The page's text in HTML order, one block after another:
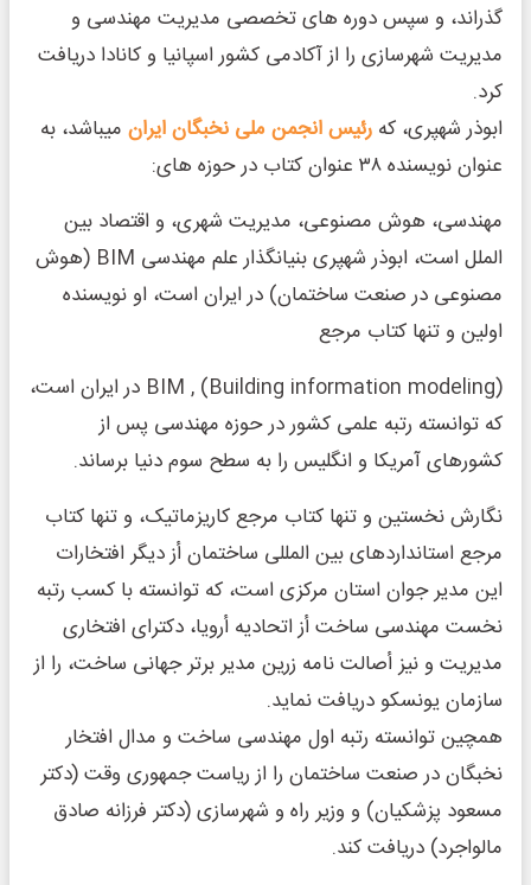
گذراند، و سپس دوره های تخصصى مدیریت مهندسى و
مدیریت شهرسازى را از آکادمی کشور اسپانیا و کانادا دریافت
کرد.
ابوذر شهپری، که رئیس انجمن ملی نخبگان ایران میباشد، به
عنوان نویسنده ٣٨ عنوان کتاب در حوزه هاى:
مهندسى، هوش مصنوعی، مدیریت شهرى، و اقتصاد بین
الملل است، ابوذر شهپری بنیانگذار علم مهندسى BIM (هوش
مصنوعی در صنعت ساختمان) در ایران است، او نویسنده
اولین و تنها کتاب مرجع
BIM , (Building information modeling) در ایران است،
که توانسته رتبه علمى کشور در حوزه مهندسى پس از
کشورهاى آمریکا و انگلیس را به سطح سوم دنیا برساند.
نگارش نخستین و تنها کتاب مرجع کاریزماتیک، و تنها کتاب
مرجع استانداردهای بین المللی ساختمان أز دیگر افتخارات
این مدیر جوان استان مرکزی است، که توانسته با کسب رتبه
نخست مهندسى ساخت أز اتحادیه أرویا، دکتراى افتخارى
مدیریت و نیز أصالت نامه زرین مدیر برتر جهانى ساخت، را از
سازمان یونسکو دریافت نماید.
همچین توانسته رتبه اول مهندسی ساخت و مدال افتخار
نخبگان در صنعت ساختمان را از ریاست جمهوری وقت (دکتر
مسعود پزشکیان) و وزیر راه و شهرسازی (دکتر فرزانه صادق
مالواجرد) دریافت کند.